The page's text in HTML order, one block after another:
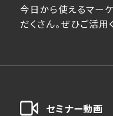
今日から使えるマー
だくさん。ぜひご活用
セミナー動画